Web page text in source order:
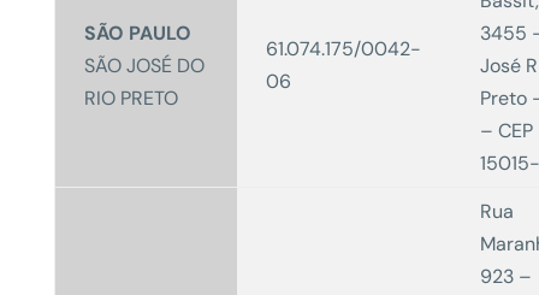
SÃO PAULO
SÃO JOSÉ DO
RIO PRETO
61.074.175/0042-
06
3455
José
Preto
– CEP
Rua
923 –